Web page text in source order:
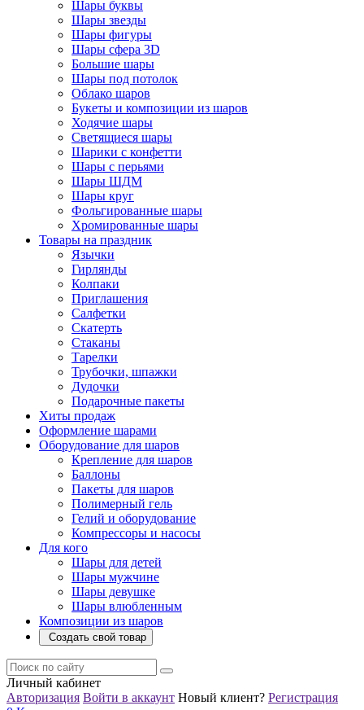
Шары буквы
Шары звезды
Шары фигуры
Шары сфера 3D
Большие шары
Шары под потолок
Облако шаров
Букеты и композиции из шаров
Ходячие шары
Светящиеся шары
Шарики с конфетти
Шары с перьями
Шары ШДМ
Шары круг
Фольгированные шары
Хромированные шары
Товары на праздник
Язычки
Гирлянды
Колпаки
Приглашения
Салфетки
Скатерть
Стаканы
Тарелки
Трубочки, шпажки
Дудочки
Подарочные пакеты
Хиты продаж
Оформление шарами
Оборудование для шаров
Крепление для шаров
Баллоны
Пакеты для шаров
Полимерный гель
Гелий и оборудование
Компрессоры и насосы
Для кого
Шары для детей
Шары мужчине
Шары девушке
Шары влюбленным
Композиции из шаров
Создать свой товар
Личный кабинет
Авторизация Войти в аккаунт Новый клиент? Регистрация